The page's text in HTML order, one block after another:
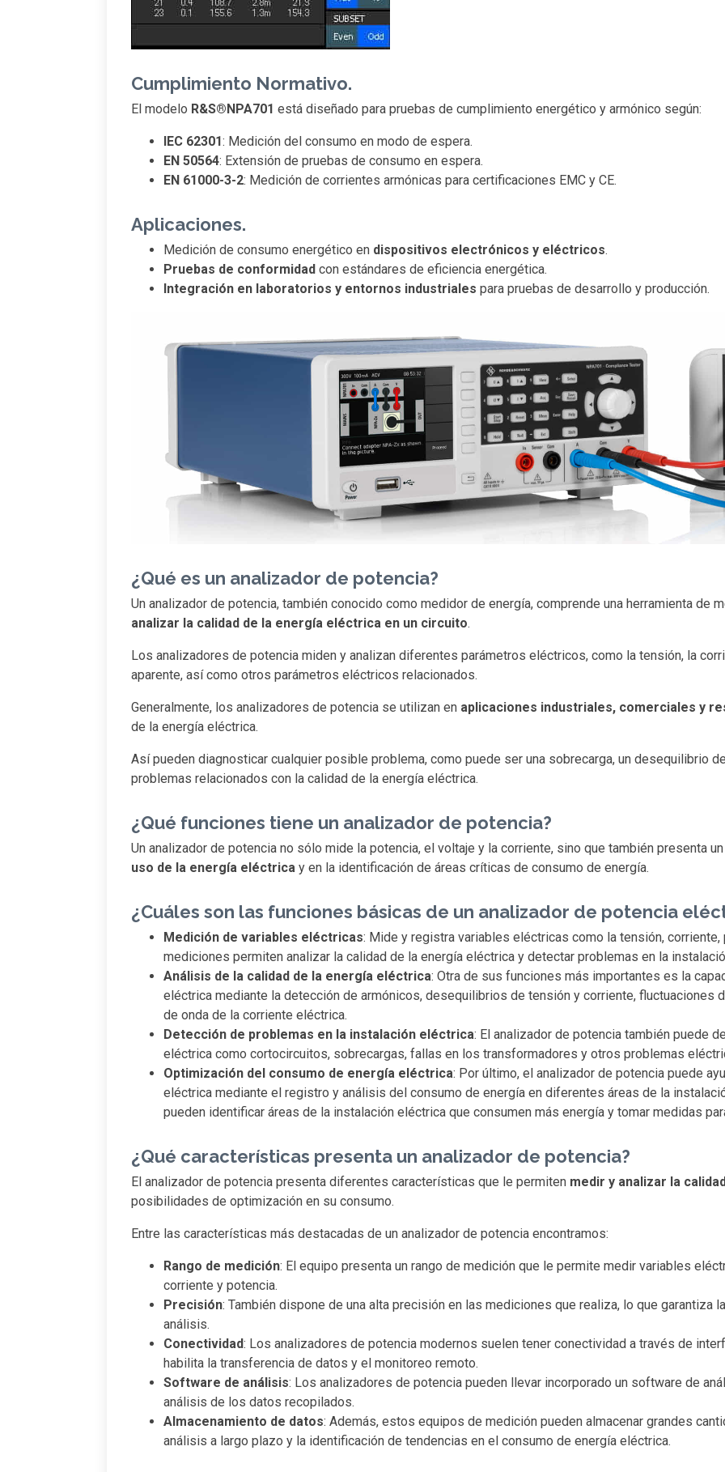
Cumplimiento Normativo.
El modelo R&S®NPA701 está diseñado para pruebas de cumplimiento energético y armónico según:
IEC 62301: Medición del consumo en modo de espera.
EN 50564: Extensión de pruebas de consumo en espera.
EN 61000-3-2: Medición de corrientes armónicas para certificaciones EMC y CE.
Aplicaciones.
Medición de consumo energético en dispositivos electrónicos y eléctricos.
Pruebas de conformidad con estándares de eficiencia energética.
Integración en laboratorios y entornos industriales para pruebas de desarrollo y producción.
¿Qué es un analizador de potencia?
Un analizador de potencia, también conocido como medidor de energía, comprende una herramienta de
analizar la calidad de la energía eléctrica en un circuito.
Los analizadores de potencia miden y analizan diferentes parámetros eléctricos, como la tensión, la
aparente, así como otros parámetros eléctricos relacionados.
Generalmente, los analizadores de potencia se utilizan en aplicaciones industriales, comerciales y
de la energía eléctrica.
Así pueden diagnosticar cualquier posible problema, como puede ser una sobrecarga, un desequilibrio
problemas relacionados con la calidad de la energía eléctrica.
¿Qué funciones tiene un analizador de potencia?
Un analizador de potencia no sólo mide la potencia, el voltaje y la corriente, sino que también presenta un
uso de la energía eléctrica y en la identificación de áreas críticas de consumo de energía.
¿Cuáles son las funciones básicas de un analizador de potencia
Medición de variables eléctricas: Mide y registra variables eléctricas como la tensión, corriente,
mediciones permiten analizar la calidad de la energía eléctrica y detectar problemas en la
Análisis de la calidad de la energía eléctrica: Otra de sus funciones más importantes es la
eléctrica mediante la detección de armónicos, desequilibrios de tensión y corriente, fluctuaciones
de onda de la corriente eléctrica.
Detección de problemas en la instalación eléctrica: El analizador de potencia también puede
eléctrica como cortocircuitos, sobrecargas, fallas en los transformadores y otros problemas
Optimización del consumo de energía eléctrica: Por último, el analizador de potencia puede
eléctrica mediante el registro y análisis del consumo de energía en diferentes áreas de la
pueden identificar áreas de la instalación eléctrica que consumen más energía y tomar medidas
¿Qué características presenta un analizador de potencia?
El analizador de potencia presenta diferentes características que le permiten medir y analizar la
posibilidades de optimización en su consumo.
Entre las características más destacadas de un analizador de potencia encontramos:
Rango de medición: El equipo presenta un rango de medición que le permite medir variables
corriente y potencia.
Precisión: También dispone de una alta precisión en las mediciones que realiza, lo que garantiza
análisis.
Conectividad: Los analizadores de potencia modernos suelen tener conectividad a través de
habilita la transferencia de datos y el monitoreo remoto.
Software de análisis: Los analizadores de potencia pueden llevar incorporado un software de
análisis de los datos recopilados.
Almacenamiento de datos: Además, estos equipos de medición pueden almacenar grandes
análisis a largo plazo y la identificación de tendencias en el consumo de energía eléctrica.